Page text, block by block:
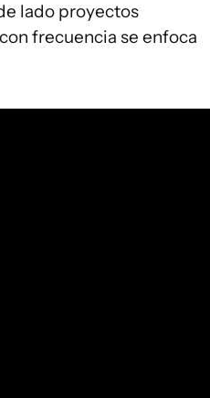
lado proyectos
frecuencia se enfoca